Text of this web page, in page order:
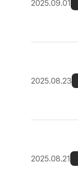
2025.09.01
2025.08.23
2025.08.21